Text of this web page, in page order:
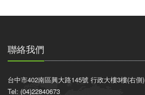
聯絡我們
台中市402南區興大路145號 行政大樓3樓(右側)
Tel: (04)22840673